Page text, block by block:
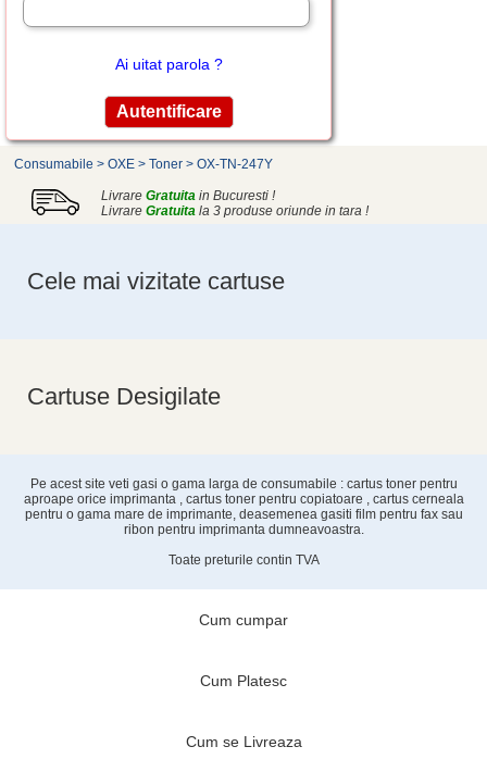
Ai uitat parola ?
Consumabile > OXE > Toner > OX-TN-247Y
Livrare Gratuita in Bucuresti !
Livrare Gratuita la 3 produse oriunde in tara !
Cele mai vizitate cartuse
Cartuse Desigilate
Pe acest site veti gasi o gama larga de consumabile : cartus toner pentru
aproape orice imprimanta , cartus toner pentru copiatoare , cartus cerneala
pentru o gama mare de imprimante, deasemenea gasiti film pentru fax sau
ribon pentru imprimanta dumneavoastra.
Toate preturile contin TVA
Cum cumpar
Cum Platesc
Cum se Livreaza